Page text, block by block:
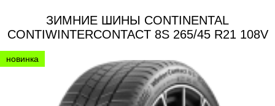
ЗИМНИЕ ШИНЫ CONTINENTAL
CONTIWINTERCONTACT 8S 265/45 R21 108V
новинка